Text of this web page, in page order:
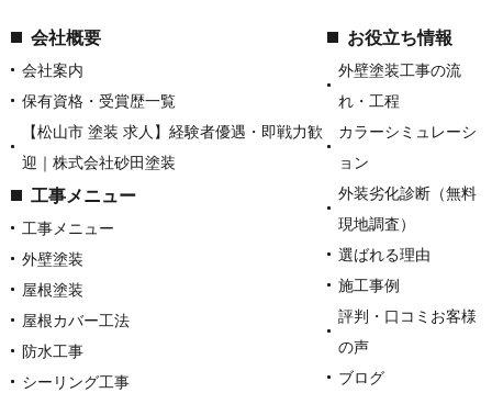
会社概要
会社案内
保有資格・受賞歴一覧
【松山市 塗装 求人】経験者優遇・即戦力歓
迎｜株式会社砂田塗装
工事メニュー
工事メニュー
外壁塗装
屋根塗装
屋根カバー工法
防水工事
シーリング工事
お役立ち情報
外壁塗装工事の流
れ・工程
カラーシミュレーシ
ョン
外装劣化診断（無料
現地調査）
選ばれる理由
施工事例
評判・口コミお客様
の声
ブログ